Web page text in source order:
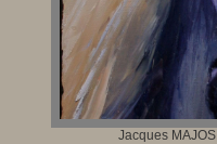
Jacques MAJOS